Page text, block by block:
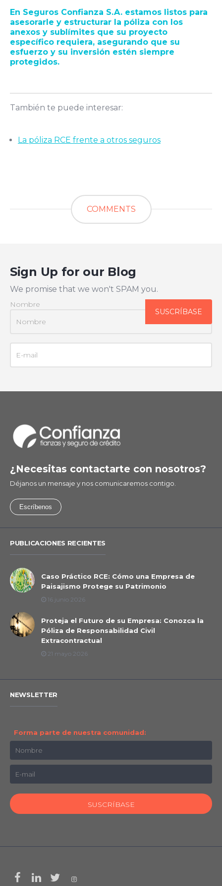
En Seguros Confianza S.A. estamos listos para
asesorarle y estructurar la póliza con los
anexos y sublímites que su proyecto
específico requiera, asegurando que su
esfuerzo y su inversión estén siempre
protegidos.
También te puede interesar:
La póliza RCE frente a otros seguros
COMMENTS
Sign Up for our Blog
We promise that we won't SPAM you.
Nombre
¿Necesitas contactarte con nosotros?
Déjanos un mensaje y nos comunicaremos contigo.
Escríbenos
PUBLICACIONES RECIENTES
Caso Práctico RCE: Cómo una Empresa de
Paisajismo Protege su Patrimonio
16 junio 2026
Proteja el Futuro de su Empresa: Conozca la
Póliza de Responsabilidad Civil
Extracontractual
21 mayo 2026
NEWSLETTER
Forma parte de nuestra comunidad: